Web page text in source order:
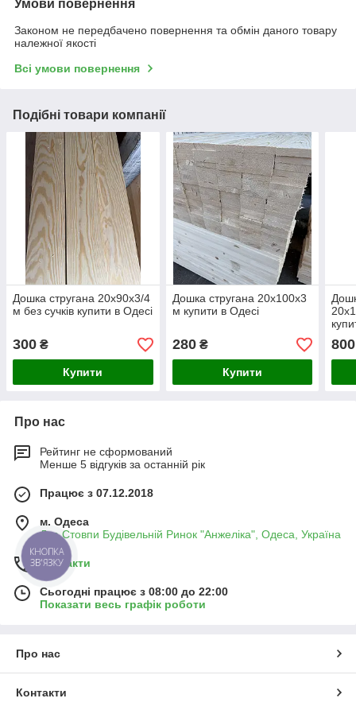
Умови повернення
Законом не передбачено повернення та обмін даного товару
належної якості
Всі умови повернення
Подібні товари компанії
Дошка стругана 20х90х3/4
м без сучків купити в Одесі
300 ₴
Купити
Дошка стругана 20х100х3
м купити в Одесі
280₴
Купити
800
Про нас
Рейтинг не сформований
Менше 5 відгуків за останній рік
Працює з 07.12.2018
м. Одеса
Два Стовпи Будівельній Ринок "Анжеліка", Одеса, Україна
Контакти
Сьогодні працює з 08:00 до 22:00
Показати весь графік роботи
Про нас
Контакти
КНОПКА
ЗВ'ЯЗКУ